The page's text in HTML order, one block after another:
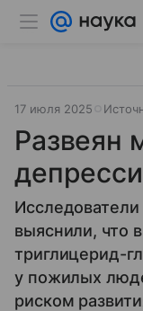
17 июля 2025
Развеян
выяснили, что
триглицерид-
у пожилых
риском